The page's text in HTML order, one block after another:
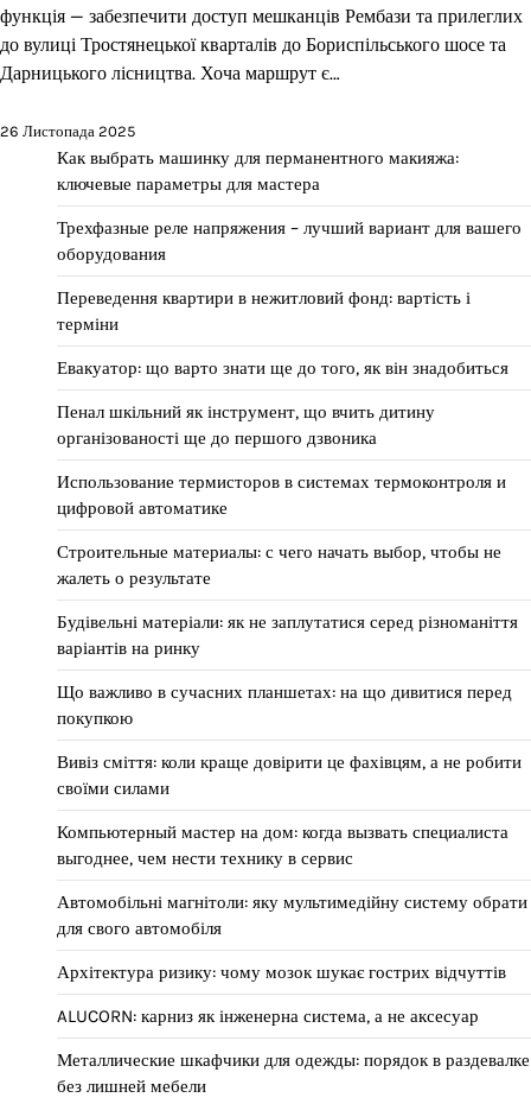
функція — забезпечити доступ мешканців Рембази та прилеглих
до вулиці Тростянецької кварталів до Бориспільського шосе та
Дарницького лісництва. Хоча маршрут є…
26 Листопада 2025
Как выбрать машинку для перманентного макияжа:
ключевые параметры для мастера
Трехфазные реле напряжения – лучший вариант для вашего
оборудования
Переведення квартири в нежитловий фонд: вартість і
терміни
Евакуатор: що варто знати ще до того, як він знадобиться
Пенал шкільний як інструмент, що вчить дитину
організованості ще до першого дзвоника
Использование термисторов в системах термоконтроля и
цифровой автоматике
Строительные материалы: с чего начать выбор, чтобы не
жалеть о результате
Будівельні матеріали: як не заплутатися серед різноманіття
варіантів на ринку
Що важливо в сучасних планшетах: на що дивитися перед
покупкою
Вивіз сміття: коли краще довірити це фахівцям, а не робити
своїми силами
Компьютерный мастер на дом: когда вызвать специалиста
выгоднее, чем нести технику в сервис
Автомобільні магнітоли: яку мультимедійну систему обрати
для свого автомобіля
Архітектура ризику: чому мозок шукає гострих відчуттів
ALUCORN: карниз як інженерна система, а не аксесуар
Металлические шкафчики для одежды: порядок в раздевалке
без лишней мебели